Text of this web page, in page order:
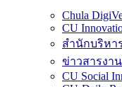
Chula
CU
สำนักบริหา
ข่าวสารงา
CU Social